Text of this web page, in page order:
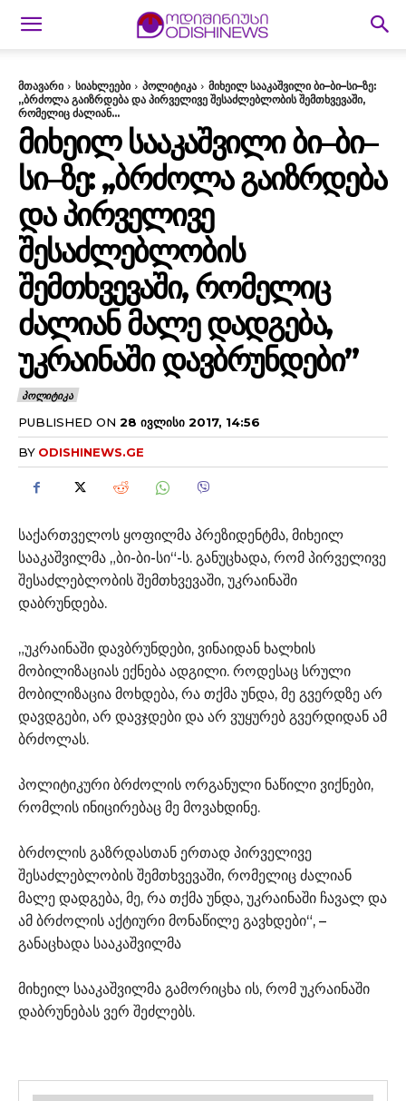
მთავარი სიახლეები პოლიტიკა
მიხეილ სააკაშვილი ბი–ბი–სი–ზე:
,,ბრძოლა გაიზრდება და პირველივე შესაძლებლობის შემთხვევაში,
რომელიც ძალიან...
ᲛᲘᲮᲔᲘᲚ ᲡᲐᲐᲙᲐᲨᲕᲘᲚᲘ ᲑᲘ–ᲑᲘ–
ᲡᲘ–ᲖᲔ: ,,ᲑᲠᲫᲝᲚᲐ ᲒᲐᲘᲖᲠᲓᲔᲑᲐ
ᲓᲐ ᲞᲘᲠᲕᲔᲚᲘᲕᲔ
ᲨᲔᲡᲐᲫᲚᲔᲑᲚᲝᲑᲘᲡ
ᲨᲔᲛᲗᲮᲕᲔᲕᲐᲨᲘ, ᲠᲝᲛᲔᲚᲘᲪ
ᲫᲐᲚᲘᲐᲜ ᲛᲐᲚᲔ ᲓᲐᲓᲒᲔᲑᲐ,
ᲣᲙᲠᲐᲘᲜᲐᲨᲘ ᲓᲐᲕᲑᲠᲣᲜᲓᲔᲑᲘ”
ᲞᲝᲚᲘᲢᲘᲙᲐ
PUBLISHED ON 28 ᲘᲕᲚᲘᲡᲘ 2017, 14:56
BY ODISHINEWS.GE
საქართველოს ყოფილმა პრეზიდენტმა, მიხეილ
სააკაშვილმა „ბი-ბი-სი“-ს. განუცხადა, რომ პირველივე
შესაძლებლობის შემთხვევაში, უკრაინაში
დაბრუნდება.
„უკრაინაში დავბრუნდები, ვინაიდან ხალხის
მობილიზაციას ექნება ადგილი. როდესაც სრული
მობილიზაცია მოხდება, რა თქმა უნდა, მე გვერდზე არ
დავდგები, არ დავჯდები და არ ვუყურებ გვერდიდან ამ
ბრძოლას.
პოლიტიკური ბრძოლის ორგანული ნაწილი ვიქნები,
რომლის ინიცირებაც მე მოვახდინე.
ბრძოლის გაზრდასთან ერთად პირველივე
შესაძლებლობის შემთხვევაში, რომელიც ძალიან
მალე დადგება, მე, რა თქმა უნდა, უკრაინაში ჩავალ და
ამ ბრძოლის აქტიური მონაწილე გავხდები“, –
განაცხადა სააკაშვილმა
მიხეილ სააკაშვილმა გამორიცხა ის, რომ უკრაინაში
დაბრუნებას ვერ შეძლებს.